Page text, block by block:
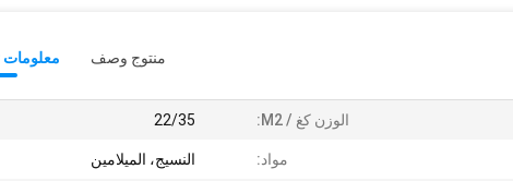
معلومات منتوج وصف
الوزن كغ / M2: 22/35
مواد: النسيج، الميلامين